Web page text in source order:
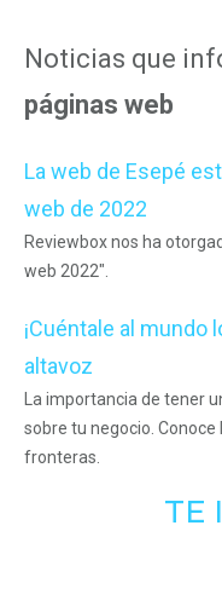
Noticias que
páginas web
La web de Esepé
web de 2022
Reviewbox nos ha
web 2022".
¡Cuéntale al
altavoz
La importancia de tener
sobre tu negocio.
fronteras.
TE